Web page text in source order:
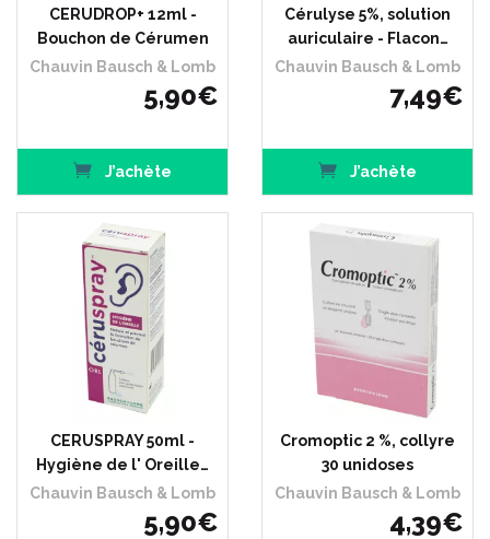
CERUDROP+ 12ml -
Bouchon de Cérumen
Chauvin Bausch & Lomb
5,90€
J’achète
Cérulyse 5%, solution
auriculaire - Flacon…
Chauvin Bausch & Lomb
7,49€
J’achète
CERUSPRAY 50ml -
Hygiène de l' Oreille…
Chauvin Bausch & Lomb
5,90€
Cromoptic 2 %, collyre
30 unidoses
Chauvin Bausch & Lomb
4,39€